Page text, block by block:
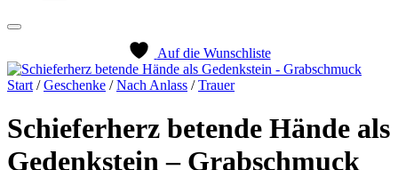
Auf die Wunschliste
Start / Geschenke / Nach Anlass / Trauer
Schieferherz betende Hände als
Gedenkstein – Grabschmuck